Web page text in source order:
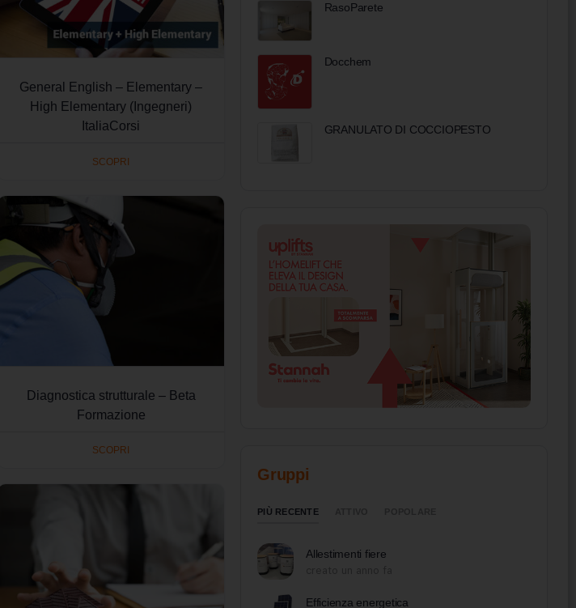
General English – Elementary –
High Elementary (Ingegneri)
ItaliaCorsi
SCOPRI
Diagnostica strutturale – Beta
Formazione
SCOPRI
RasoParete
Docchem
GRANULATO DI COCCIOPESTO
Gruppi
PIÙ RECENTE
Allestimenti fiere
Efficienza energetica